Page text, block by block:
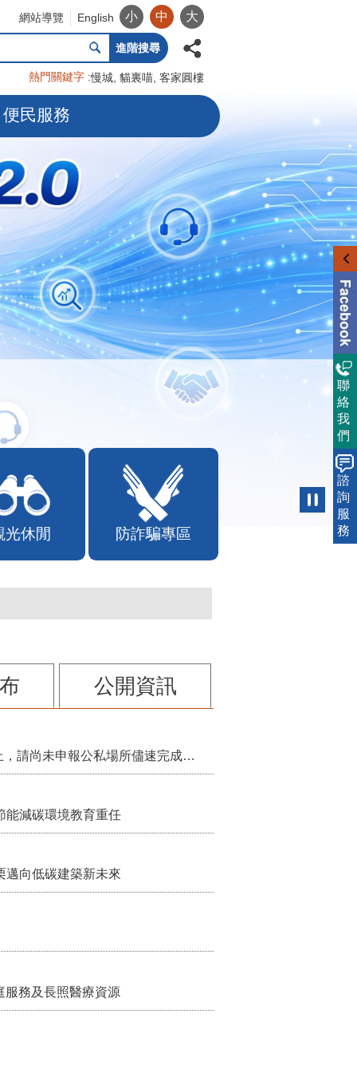
網站導覽 English 小 中 大
進階搜尋
熱門關鍵字 慢城 貓裏喵 客家圓樓
便民服務
光休閒 防詐騙專區
公開資訊
115年第2季固定源空污費申報已於7月底截止，請尚未申報公私場所儘速完成申繳，以免面臨滯納金及罰鍰!
減碳環境教育重任
向低碳建築新未來
服務及長照醫療資源
聯
絡
我
們
諮
詢
服
務